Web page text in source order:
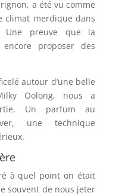
a été vu comme
climat merdique dans
Une preuve que la
proposer des
autour d’une belle
Oolong, nous a
Un parfum au
une technique
à quel point on était
souvent de nous jeter